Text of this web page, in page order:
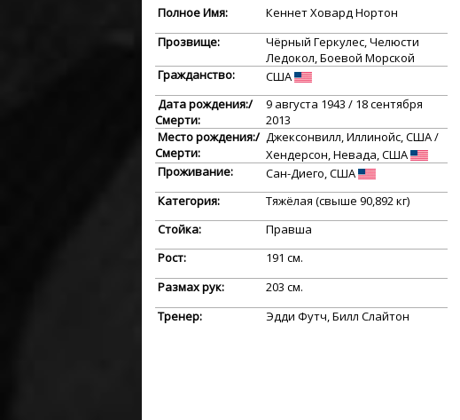
Полное Имя:
Кеннет Ховард Нортон
Прозвище:
Чёрный Геркулес, Челюсти
Ледокол, Боевой Морской
Гражданство:
США
Дата рождения:/
Смерти:
9 августа 1943 / 18 сентября
2013
Место рождения:/
Смерти:
Джексонвилл, Иллинойс, США /
Хендерсон, Невада, США
Проживание:
Сан-Диего, США
Категория:
Тяжёлая (свыше 90,892 кг)
Стойка:
Правша
Рост:
191 см.
Размах рук:
203 см.
Тренер:
Эдди Футч, Билл Слайтон